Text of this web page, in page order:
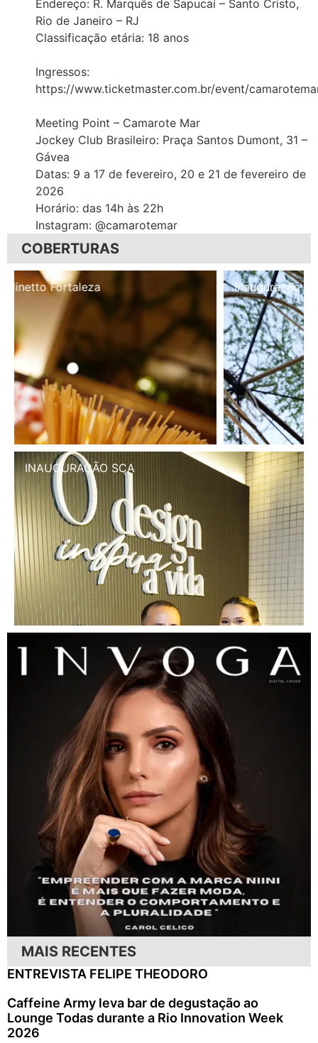
Endereço: R. Marquês de Sapucaí – Santo Cristo,
Rio de Janeiro – RJ
Classificação etária: 18 anos
Ingressos:
https://www.ticketmaster.com.br/event/
Meeting Point – Camarote Mar
Jockey Club Brasileiro: Praça Santos Dumont, 31 –
Gávea
Datas: 9 a 17 de fevereiro, 20 e 21 de fevereiro de
2026
Horário: das 14h às 22h
Instagram: @camarotemar
COBERTURAS
Inauguração Illa Café
INAUGURAÇÃO SCA
MAIS RECENTES
ENTREVISTA FELIPE THEODORO
Caffeine Army leva bar de degustação ao
Lounge Todas durante a Rio Innovation Week
2026